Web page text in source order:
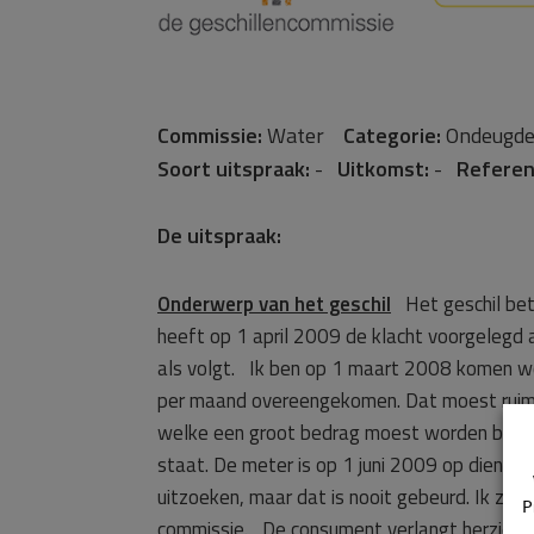
Commissie:Water Categorie:
Soort uitspraak: - Uitkomst: -
De uitspraak:
Onderwerp van het geschil Het geschil
heeft op 1 april 2009 de klacht voorgelegd
als volgt. Ik ben op 1 maart 2008 komen
per maand overeengekomen. Dat moest
welke een groot bedrag moest worden
staat. De meter is op 1 juni 2009 op diens
uitzoeken, maar dat is nooit gebeurd. Ik zit